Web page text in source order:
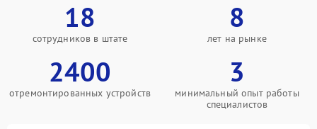
18
сотрудников в штате
8
лет на рынке
2400
отремонтированных устройств
3
минимальный опыт работы
специалистов